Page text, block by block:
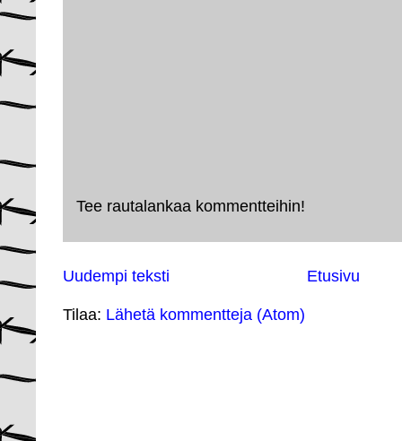
Tee rautalankaa kommentteihin!
Uudempi teksti Etusivu
Tilaa: Lähetä kommentteja (Atom)